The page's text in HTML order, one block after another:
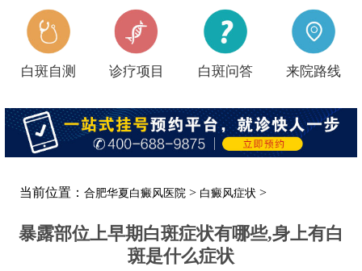
白斑自测 诊疗项目 白斑问答 来院路线
当前位置：合肥华夏白癜风医院 > 白癜风症状 >
暴露部位上早期白斑症状有哪些,身上有白
斑是什么症状